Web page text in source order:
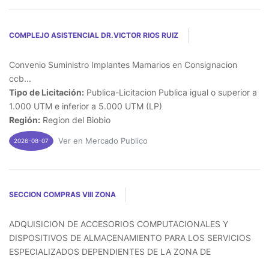
COMPLEJO ASISTENCIAL DR.VICTOR RIOS RUIZ
Convenio Suministro Implantes Mamarios en Consignacion
ccb...
Tipo de Licitación: Publica-Licitacion Publica igual o superior a
1.000 UTM e inferior a 5.000 UTM (LP)
Región: Region del Biobio
2026-08-07 Ver en Mercado Publico
SECCION COMPRAS VIII ZONA
ADQUISICION DE ACCESORIOS COMPUTACIONALES Y
DISPOSITIVOS DE ALMACENAMIENTO PARA LOS SERVICIOS
ESPECIALIZADOS DEPENDIENTES DE LA ZONA DE